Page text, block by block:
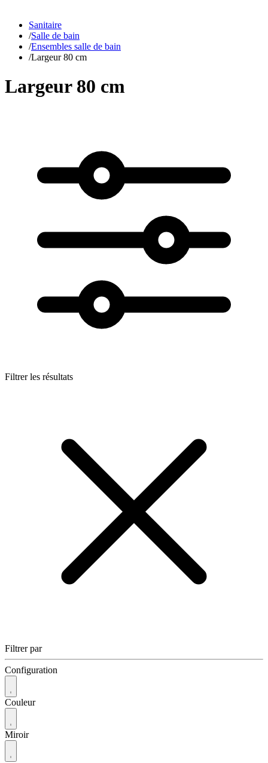
Sanitaire
/Salle de bain
/Ensembles salle de bain
/Largeur 80 cm
Largeur 80 cm
Filtrer les résultats
Filtrer par
Configuration
Couleur
Miroir